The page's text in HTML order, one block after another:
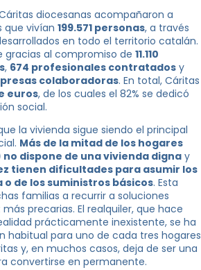
diocesanas acompañaron a
que vivían 199.571 personas, a través
en todo el territorio catalán.
gracias al compromiso de 11.110
, 674 profesionales contratados y
colaboradoras. En total, Cáritas
euros, de los cuales el 82% se dedicó
social.
la vivienda sigue siendo el principal
Más de la mitad de los hogares
dispone de una vivienda digna y
tienen dificultades para asumir los
o de los suministros básicos. Esta
familias a recurrir a soluciones
precarias. El realquiler, que hace
prácticamente inexistente, se ha
habitual para uno de cada tres hogares
y, en muchos casos, deja de ser una
convertirse en permanente.